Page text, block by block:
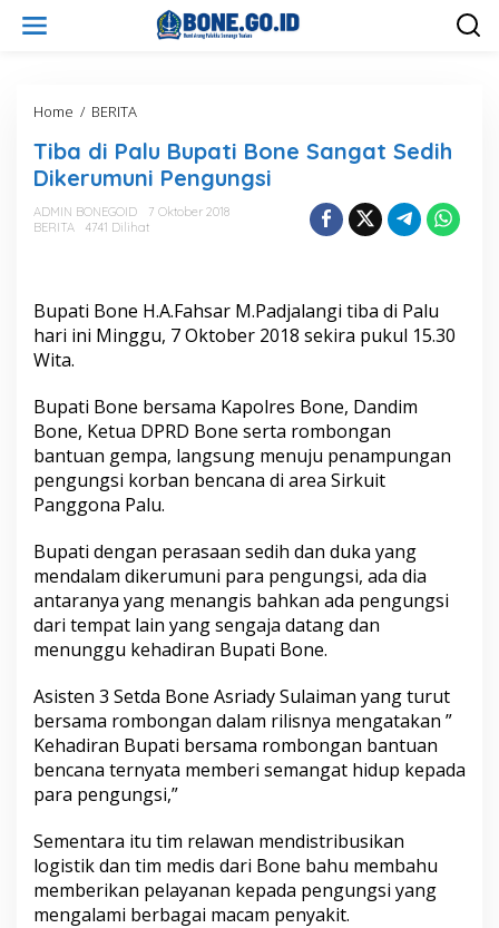
Home / BERITA
b
a
d
P
u
p
B
o
n
e
S
n
g
a
t
S
e
i
h
D
i
k
e
u
m
u
n
i
Tiba di Palu Bupati Bone Sangat Sedih
Dikerumuni Pengungsi
ADMIN BONEGOID
7 Oktober 2018
BERITA
4741 Dilihat
Bupati Bone H.A.Fahsar M.Padjalangi tiba di Palu
hari ini Minggu, 7 Oktober 2018 sekira pukul 15.30
Wita.
Bupati Bone bersama Kapolres Bone, Dandim
Bone, Ketua DPRD Bone serta rombongan
bantuan gempa, langsung menuju penampungan
pengungsi korban bencana di area Sirkuit
Panggona Palu.
Bupati dengan perasaan sedih dan duka yang
mendalam dikerumuni para pengungsi, ada dia
antaranya yang menangis bahkan ada pengungsi
dari tempat lain yang sengaja datang dan
menunggu kehadiran Bupati Bone.
Asisten 3 Setda Bone Asriady Sulaiman yang turut
bersama rombongan dalam rilisnya mengatakan ”
Kehadiran Bupati bersama rombongan bantuan
bencana ternyata memberi semangat hidup kepada
para pengungsi,”
Sementara itu tim relawan mendistribusikan
logistik dan tim medis dari Bone bahu membahu
memberikan pelayanan kepada pengungsi yang
mengalami berbagai macam penyakit.